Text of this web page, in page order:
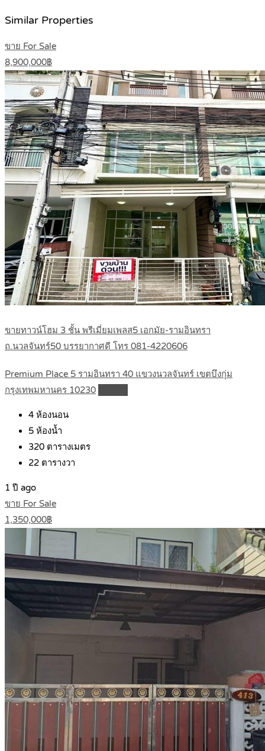
Similar Properties
ขาย For Sale
8,900,000฿
ขายทาวน์โฮม 3 ชั้น พรีเมี่ยมเพลส5 เอกมัย-รามอินทรา
ถ.นวลจันทร์50 บรรยากาศดี โทร 081-4220606
Premium Place 5 รามอินทรา 40 แขวงนวลจันทร์ เขตบึงกุ่ม
กรุงเทพมหานคร 10230
4 ห้องนอน
5 ห้องน้ำ
320 ตารางเมตร
22 ตารางวา
1 ปี ago
ขาย For Sale
1,350,000฿